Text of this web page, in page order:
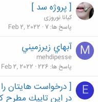
[ پروژه سد ]
کیانا نوروزی
پاسخ ها 7
Feb 2, 2022
M آبهاي زيرزميني
mehdipesse
پاسخ ها 226
Feb 2, 2022
E
[ درخواست هايتان
در اين تاپيك مطرح